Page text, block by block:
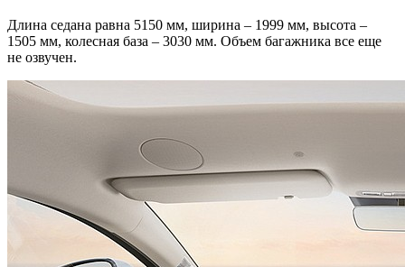
Длина седана равна 5150 мм, ширина – 1999 мм, высота –
1505 мм, колесная база – 3030 мм. Объем багажника все еще
не озвучен.